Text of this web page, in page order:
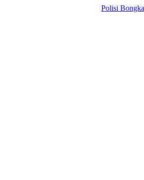
Polisi Bongkar